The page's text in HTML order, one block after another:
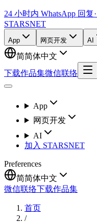
24 小时内 WhatsApp 回复·
STARSNET
App 网页开发 AI
简简体中文
下载作品集微信联络
App
网页开发
AI
加入 STARSNET
Preferences
简简体中文
微信联络下载作品集
首页
/